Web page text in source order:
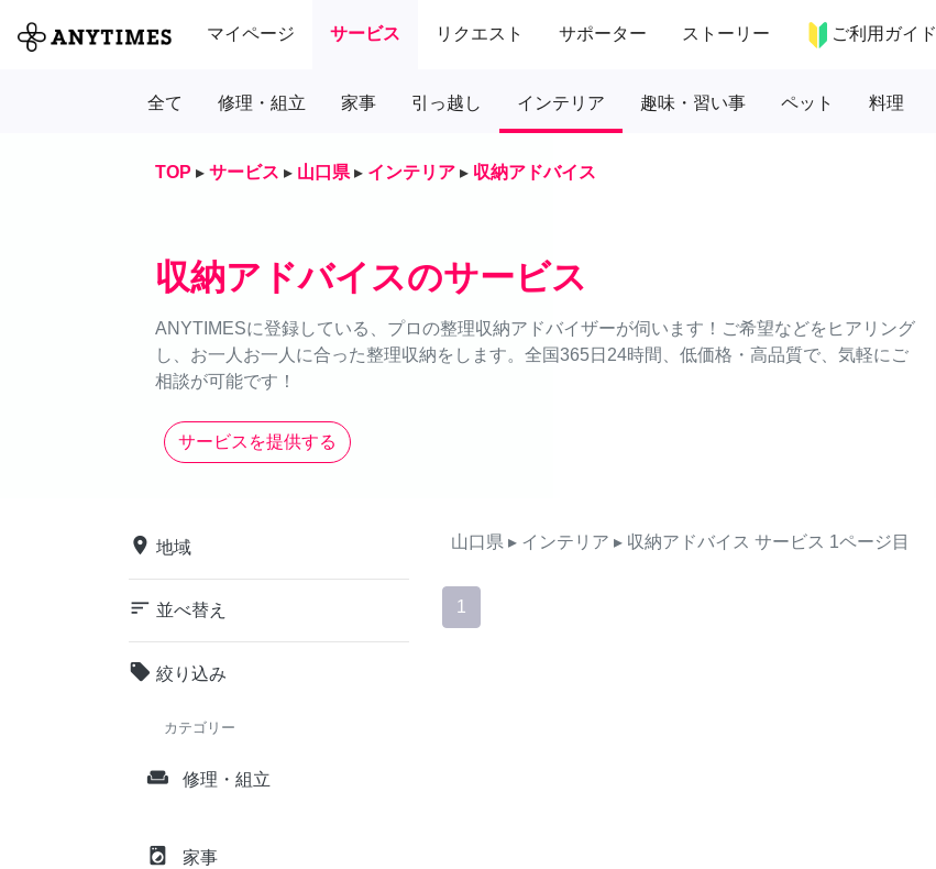
マイページ サービス リクエスト サポーター ストーリー ご利用ガイド
全て 修理・組立 家事 引っ越し インテリア 趣味・習い事 ペット 料理
TOP ▸ サービス ▸ 山口県 ▸ インテリア ▸ 収納アドバイス
収納アドバイスのサービス
ANYTIMESに登録している、プロの整理収納アドバイザーが伺います！ご希望などをヒアリング
し、お一人お一人に合った整理収納をします。全国365日24時間、低価格・高品質で、気軽にご
相談が可能です！
サービスを提供する
place 地域
sort 並べ替え
local_offer 絞り込み
カテゴリー
weekend 修理・組立
local_laundry_service 家事
山口県 ▸ インテリア ▸ 収納アドバイス サービス 1ページ目
1